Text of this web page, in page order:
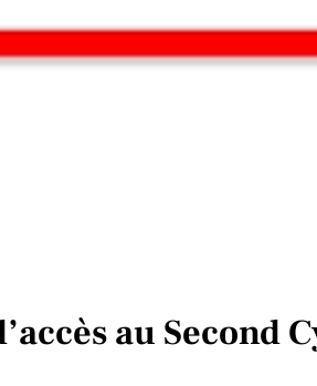
au Second